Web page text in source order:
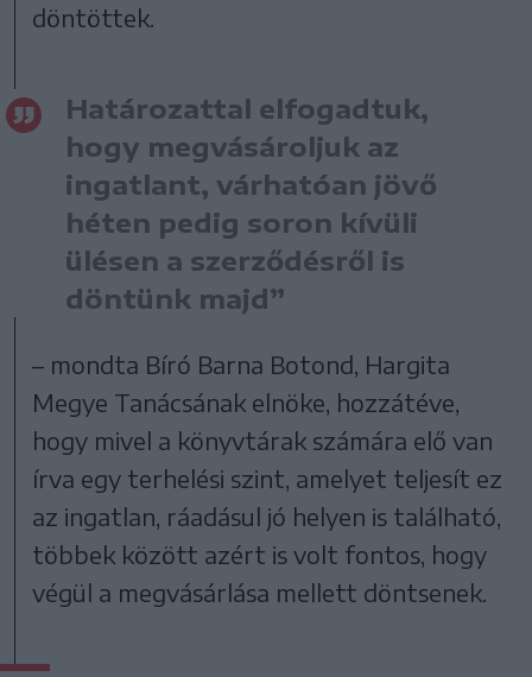
döntöttek.
Határozattal elfogadtuk,
hogy megvásároljuk az
ingatlant, várhatóan jövő
héten pedig soron kívüli
ülésen a szerződésről is
döntünk majd”
– mondta Bíró Barna Botond, Hargita
Megye Tanácsának elnöke, hozzátéve,
hogy mivel a könyvtárak számára elő van
írva egy terhelési szint, amelyet teljesít ez
az ingatlan, ráadásul jó helyen is található,
többek között azért is volt fontos, hogy
végül a megvásárlása mellett döntsenek.